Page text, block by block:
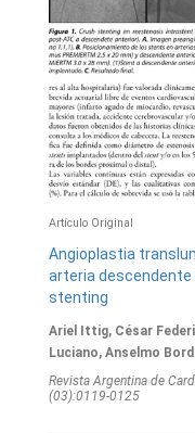
Artículo Original
Angioplastia
arteria descendente
stenting
Ariel Ittig, César
Luciano, Anselmo
Revista Argentina de
(03):0119-0125